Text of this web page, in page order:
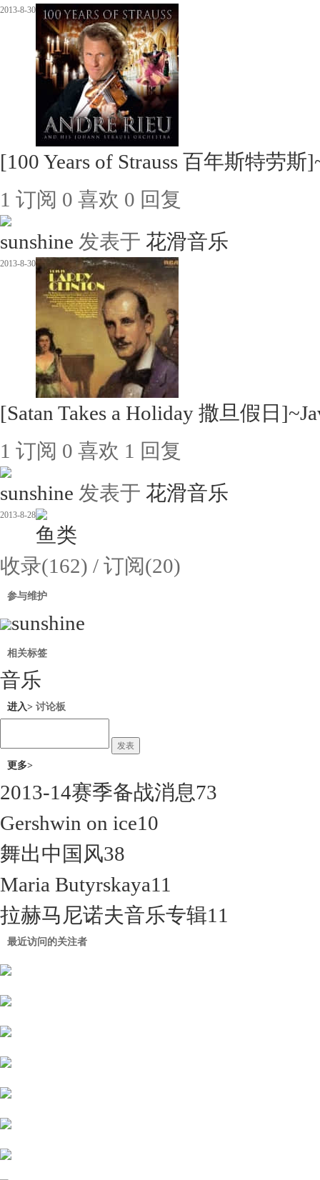
2013-8-30
[100 Years of Strauss 百年斯特劳
1 订阅 0 喜欢 0 回复
sunshine 发表于 花滑音乐
2013-8-30
[Satan Takes a Holiday 撒旦假日
1 订阅 0 喜欢 1 回复
sunshine 发表于 花滑音乐
2013-8-28
鱼类
收录(162) / 订阅(20)
参与维护
sunshine
相关标签
音乐
进入> 讨论板
发表
更多>
Ta的更多专辑
2013-14赛季备战消息73
Gershwin on ice10
舞出中国风38
Maria Butyrskaya11
拉赫马尼诺夫音乐专辑11
最近访问的关注者